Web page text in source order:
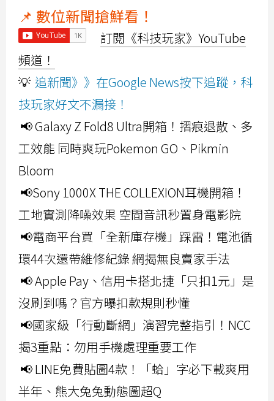
📌 數位新聞搶鮮看！
訂閱《科技玩家》YouTube
頻道！
💡 追新聞》》在Google News按下追蹤，科
技玩家好文不漏接！
📢 Galaxy Z Fold8 Ultra開箱！摺痕退散、多
工效能 同時爽玩Pokemon GO、Pikmin
Bloom
📢Sony 1000X THE COLLEXION耳機開箱！
工地實測降噪效果 空間音訊秒置身電影院
📢電商平台買「全新庫存機」踩雷！電池循
環44次還帶維修紀錄 網揭無良賣家手法
📢 Apple Pay、信用卡搭北捷「只扣1元」是
沒刷到嗎？官方曝扣款規則秒懂
📢國家級「行動斷網」演習完整指引！NCC
揭3重點：勿用手機處理重要工作
📢 LINE免費貼圖4款！「蛤」字必下載爽用
半年、熊大兔兔動態圖超Q